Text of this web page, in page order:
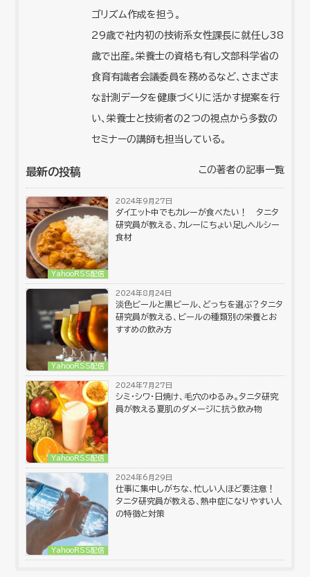
ゴリズム作成を担う。
29歳で社内初の技術系女性課長に就任し38
歳で出産。栄養士の資格も有し文部科学省の
食育有識者会議委員を務めるなど、さまざま
な計測データを健康づくりに活かす提案を行
い、栄養士と技術者の２つの視点から多数の
セミナーの講師も担当している。
最新の投稿 この著者の記事一覧
YahooRSS配信
2024年9月27日
ダイエット中でもカレーが食べたい！ タニタ
研究員が教える、カレーにちょい足しヘルシー
食材
YahooRSS配信
2024年8月24日
淡色ビールと黒ビール、どっちを選ぶ？タニタ
研究員が教える、ビールの種類別の栄養とお
すすめの飲み方
YahooRSS配信
2024年7月27日
シミ・シワ・日焼け、毛穴のゆるみ。タニタ研究
員が教える夏肌のダメージに抗う飲み物
YahooRSS配信
2024年6月29日
仕事に集中しがちな、忙しい人ほど要注意！
タニタ研究員が教える、熱中症になりやすい人
の特徴と対策